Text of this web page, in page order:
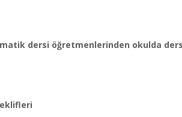
dersi öğretmenlerinden okulda ders